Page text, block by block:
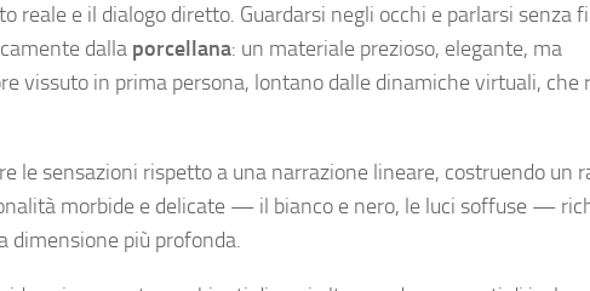
e il dialogo diretto. Guardarsi negli occhi e parlarsi senza
dalla porcellana: un materiale prezioso, elegante, ma
vissuto in prima persona, lontano dalle dinamiche virtuali, che
le sensazioni rispetto a una narrazione lineare, costruendo un
morbide e delicate — il bianco e nero, le luci soffuse —
dimensione più profonda.